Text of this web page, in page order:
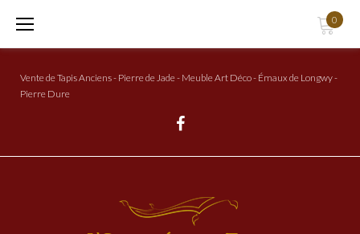
0
Vente de Tapis Anciens - Pierre de Jade - Meuble Art Déco - Émaux de Longwy -
Pierre Dure